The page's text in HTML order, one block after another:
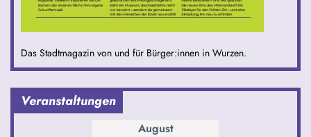
Das Stadtmagazin von und für Bürger:innen in Wurzen.
Veranstaltungen
August